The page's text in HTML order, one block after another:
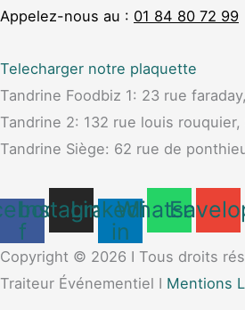
Appelez-nous au : 01 84 80 72 99
Telecharger notre plaquette
Tandrine Foodbiz 1: 23 rue
Tandrine 2: 132 rue louis
Tandrine Siège: 62 rue de
f
Instagram
Linkedin-
in
Whatsapp
Copyright © 2026 I Tous droits
Traiteur Événementiel I Mentions